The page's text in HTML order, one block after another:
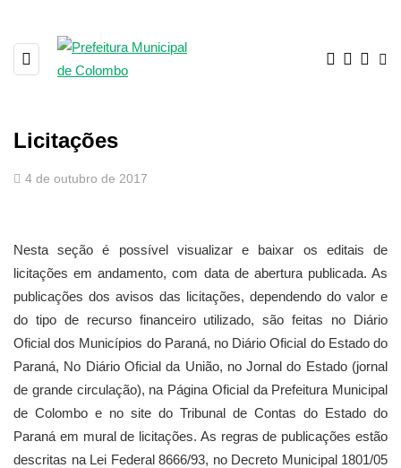
Licitações
4 de outubro de 2017
Nesta seção é possível visualizar e baixar os editais de
licitações em andamento, com data de abertura publicada. As
publicações dos avisos das licitações, dependendo do valor e
do tipo de recurso financeiro utilizado, são feitas no Diário
Oficial dos Municípios do Paraná, no Diário Oficial do Estado do
Paraná, No Diário Oficial da União, no Jornal do Estado (jornal
de grande circulação), na Página Oficial da Prefeitura Municipal
de Colombo e no site do Tribunal de Contas do Estado do
Paraná em mural de licitações. As regras de publicações estão
descritas na Lei Federal 8666/93, no Decreto Municipal 1801/05